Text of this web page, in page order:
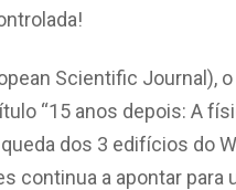
Scientific Journal),
“15 anos depois: A
dos 3 edifícios do
continua a apontar para